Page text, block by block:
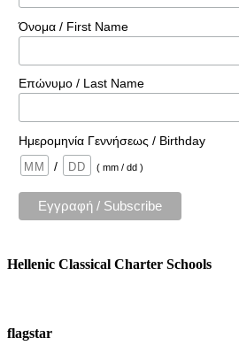
Όνομα / First Name
Επώνυμο / Last Name
Ημερομηνία Γεννήσεως / Birthday
/
( mm / dd )
Hellenic Classical Charter Schools
flagstar